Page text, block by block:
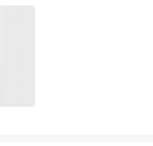
面临电子签名、云存储及无
力，行业增长动能正从消费
造领域转移。值得关注的
从原型制作向批量生产跃
器械、汽车零部件等精密制
用潜力。与此同时，人工智
合正在推动打印设备向智
搜索逻辑之上、依赖流量与
现了“货找人”的精准触
深度分析用户行为数据，主
的商品推送到其面前。在交
统的鼠标点击、触摸屏操
、语音交互、多模态感官